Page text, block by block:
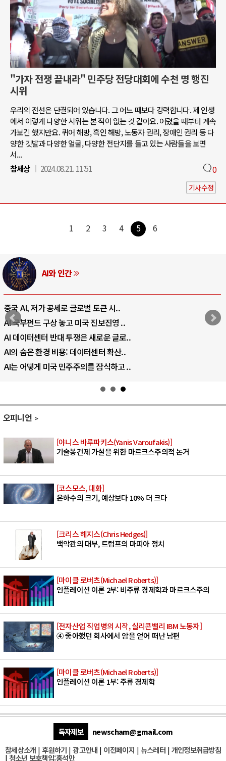
"가자 전쟁 끝내라" 민주당 전당대회에 수천 명 행진
시위
우리의 전선은 단결되어 있습니다. 그 어느 때보다 강력합니다. 제 인생
에서 이렇게 다양한 시위는 본 적이 없는 것 같아요. 어렸을 때부터 계속
가보긴 했지만요. 퀴어 해방, 흑인 해방, 노동자 권리, 장애인 권리 등 다
양한 깃발과 다양한 얼굴, 다양한 전단지를 들고 있는 사람들을 보면
서...
참세상
2024.08.21. 11:51 0
기사수정
1 2 3 4 5 6
AI와 인간
중국 AI, 저가 공세로 글로벌 토큰 시..
AI 국부펀드 구상 놓고 미국 진보진영 ..
AI 데이터센터 반대 투쟁은 새로운 글로..
AI의 숨은 환경 비용: 데이터센터 확산..
AI는 어떻게 미국 민주주의를 잠식하고 ..
오피니언
[야니스 바루파키스(Yanis Varoufakis)]
기술봉건제 가설을 위한 마르크스주의적 논거
[코스모스, 대화]
은하수의 크기, 예상보다 10% 더 크다
[크리스 헤지스(Chris Hedges)]
백악관의 대부, 트럼프의 마피아 정치
[마이클 로버츠(Michael Roberts)]
인플레이션 이론 2부: 비주류 경제학과 마르크스주의
[전자산업 직업병의 시작, 실리콘밸리 IBM 노동자]
④ 좋아했던 회사에서 암을 얻어 떠난 남편
[마이클 로버츠(Michael Roberts)]
인플레이션 이론 1부: 주류 경제학
독자제보
newscham@gmail.com
참세상소개 | 후원하기 |광고안내 | 이전페이지 | 뉴스레터| 개인정보취급방침
| 청소년 보호책임:홍석만